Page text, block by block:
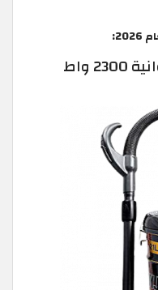
1. مكنسة كهربائية أسطوانية 2300 واط